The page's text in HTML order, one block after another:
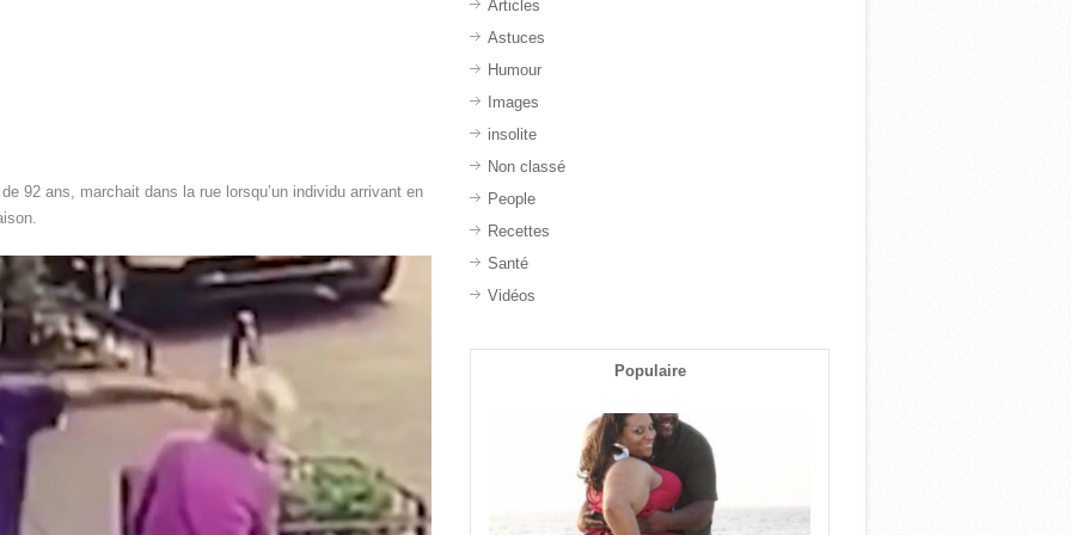
92 ans, marchait dans la rue lorsqu’un individu arrivant en
Articles
Astuces
Humour
Images
insolite
Non classé
People
Recettes
Santé
Vidéos
Populaire